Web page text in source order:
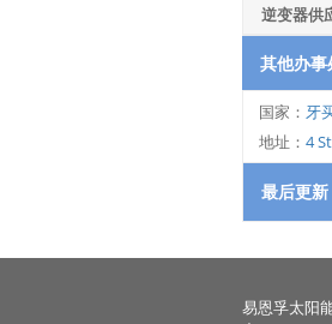
逆变器供
其他办事
国家： 牙
地址： 4
最后更新
易恩孚太阳